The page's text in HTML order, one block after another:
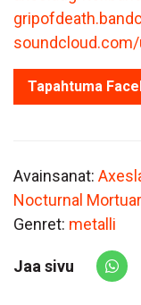
Tapahtuma
Avainsanat:
Nocturnal
Genret: metalli
Jaa sivu